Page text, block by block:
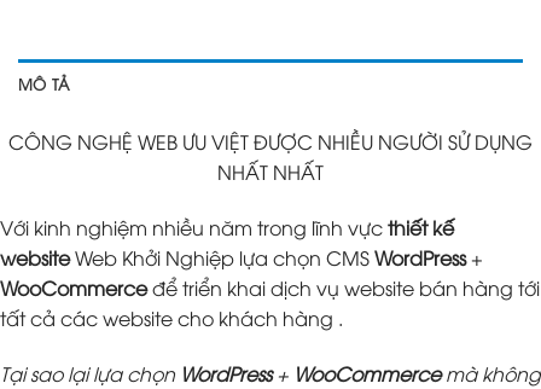
MÔ TẢ
CÔNG NGHỆ WEB ƯU VIỆT ĐƯỢC NHIỀU NGƯỜI SỬ DỤNG
NHẤT NHẤT
Với kinh nghiệm nhiều năm trong lĩnh vựcthiết kế
websiteWeb Khởi Nghiệp lựa chọn CMSWordPress+
WooCommerceđể triển khai dịch vụ website bán hàng tới
tất cả các website cho khách hàng .
Tại sao lại lựa chọn WordPress+ WooCommercemà không